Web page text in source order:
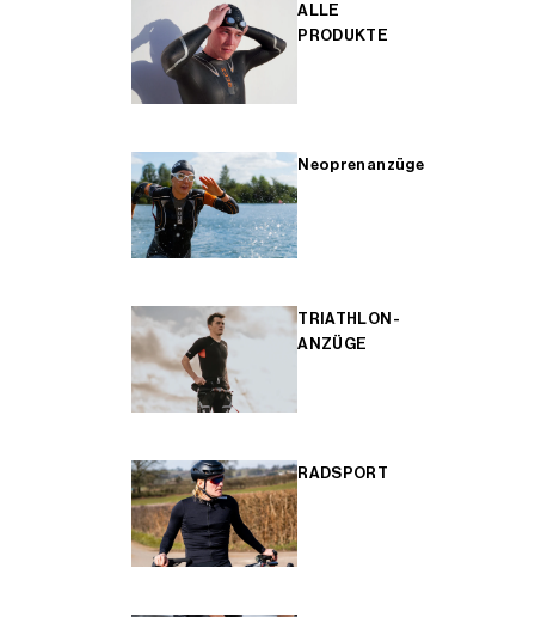
ALLE
PRODUKTE
Neoprenanzüge
TRIATHLON-
ANZÜGE
RADSPORT